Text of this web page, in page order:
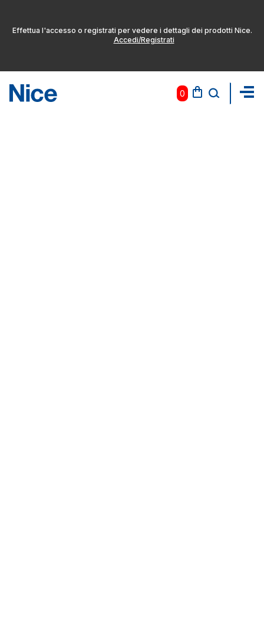
Effettua l'accesso o registrati per vedere i dettagli dei prodotti Nice.
Accedi/Registrati
0